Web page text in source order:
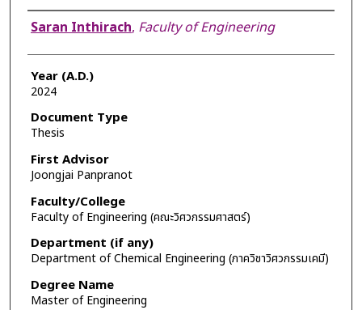
Author
Saran Inthirach, Faculty of Engineering
Year (A.D.)
2024
Document Type
Thesis
First Advisor
Joongjai Panpranot
Faculty/College
Faculty of Engineering (คณะวิศวกรรมศาสตร์)
Department (if any)
Department of Chemical Engineering (ภาควิชาวิศวกรรมเคมี)
Degree Name
Master of Engineering